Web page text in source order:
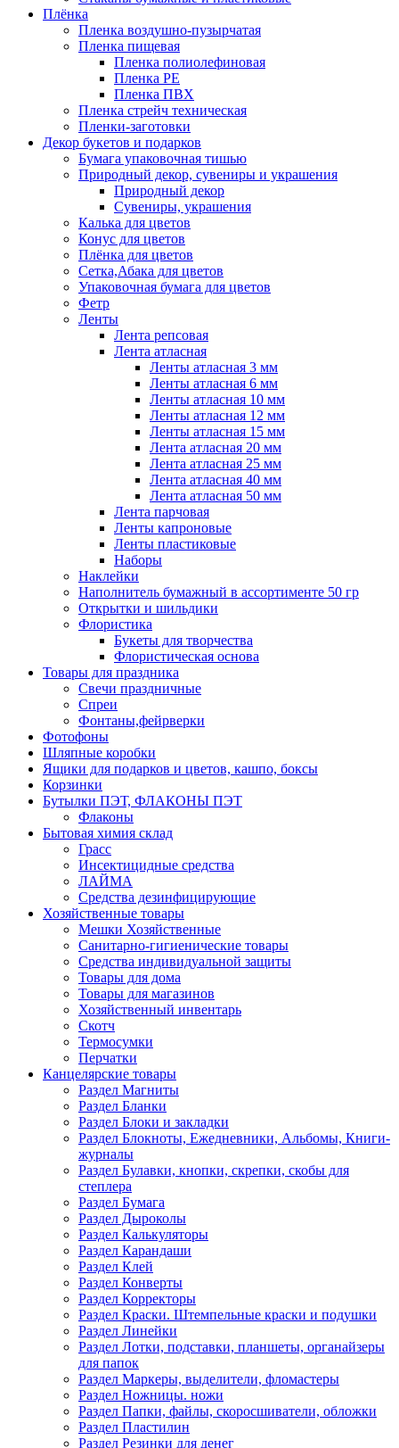
Плёнка
Пленка воздушно-пузырчатая
Пленка пищевая
Пленка полиолефиновая
Пленка PE
Пленка ПВХ
Пленка стрейч техническая
Пленки-заготовки
Декор букетов и подарков
Бумага упаковочная тишью
Природный декор, сувениры и украшения
Природный декор
Сувениры, украшения
Калька для цветов
Конус для цветов
Плёнка для цветов
Сетка,Абака для цветов
Упаковочная бумага для цветов
Фетр
Ленты
Лента репсовая
Лента атласная
Ленты атласная 3 мм
Ленты атласная 6 мм
Ленты атласная 10 мм
Ленты атласная 12 мм
Ленты атласная 15 мм
Лента атласная 20 мм
Лента атласная 25 мм
Лента атласная 40 мм
Лента атласная 50 мм
Лента парчовая
Ленты капроновые
Ленты пластиковые
Наборы
Наклейки
Наполнитель бумажный в ассортименте 50 гр
Открытки и шильдики
Флористика
Букеты для творчества
Флористическая основа
Товары для праздника
Свечи праздничные
Спреи
Фонтаны,фейрверки
Фотофоны
Шляпные коробки
Ящики для подарков и цветов, кашпо, боксы
Корзинки
Бутылки ПЭТ, ФЛАКОНЫ ПЭТ
Флаконы
Бытовая химия склад
Грасс
Инсектицидные средства
ЛАЙМА
Средства дезинфицирующие
Хозяйственные товары
Мешки Хозяйственные
Санитарно-гигиенические товары
Средства индивидуальной защиты
Товары для дома
Товары для магазинов
Хозяйственный инвентарь
Скотч
Термосумки
Перчатки
Канцелярские товары
Раздел Магниты
Раздел Бланки
Раздел Блоки и закладки
Раздел Блокноты, Ежедневники, Альбомы, Книги-
журналы
Раздел Булавки, кнопки, скрепки, скобы для
степлера
Раздел Бумага
Раздел Дыроколы
Раздел Калькуляторы
Раздел Карандаши
Раздел Клей
Раздел Конверты
Раздел Корректоры
Раздел Краски. Штемпельные краски и подушки
Раздел Линейки
Раздел Лотки, подставки, планшеты, органайзеры
для папок
Раздел Маркеры, выделители, фломастеры
Раздел Ножницы. ножи
Раздел Папки, файлы, скоросшиватели, обложки
Раздел Пластилин
Раздел Резинки для денег